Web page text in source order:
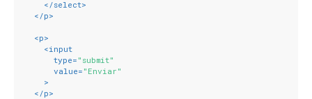
</select>
</p>
<p>
<input
type= "submit"
value= "Enviar"
    >
</p>